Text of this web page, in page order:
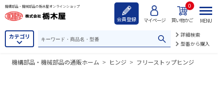
機構部品・機械部品の栃木屋オンラインショップ
会員登録 マイページ 買い物かご
0
カテゴリ
詳細検索
型番から購入
MENU
機構部品・機械部品の通販ホーム > ヒンジ > フリーストップヒンジ